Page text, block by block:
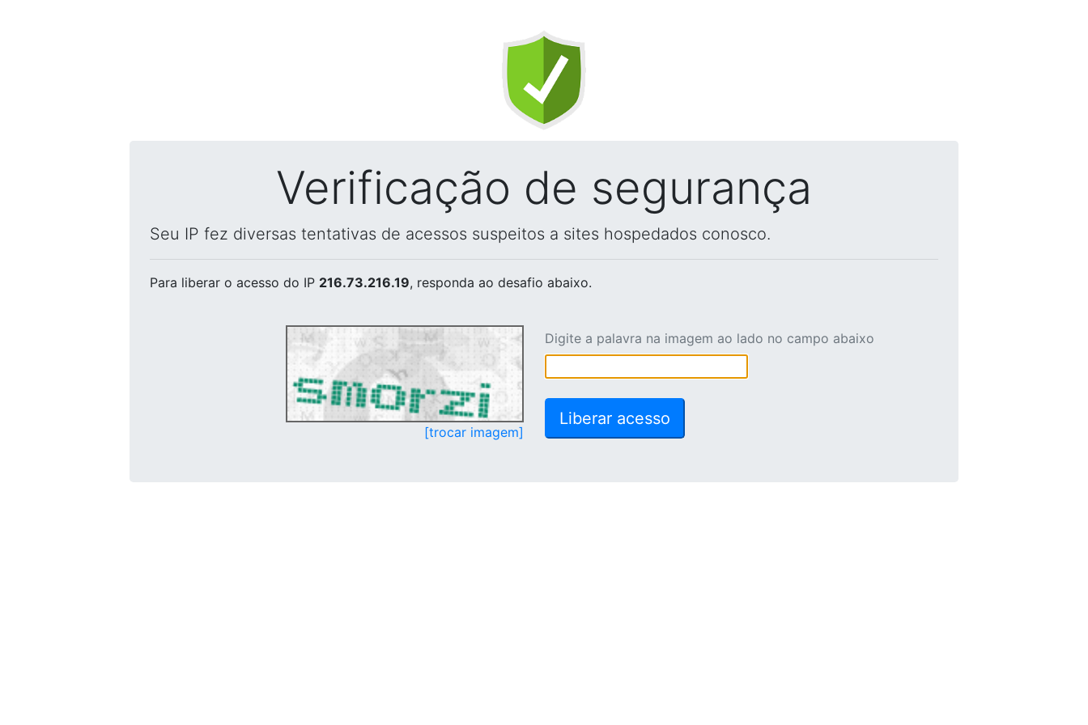
Verificação de segurança
Seu IP fez diversas tentativas de acessos suspeitos a sites hospedados conosco.
Para liberar o acesso do IP 216.73.216.19, responda ao desafio abaixo.
[trocar imagem]
Digite a palavra na imagem ao lado no campo abaixo